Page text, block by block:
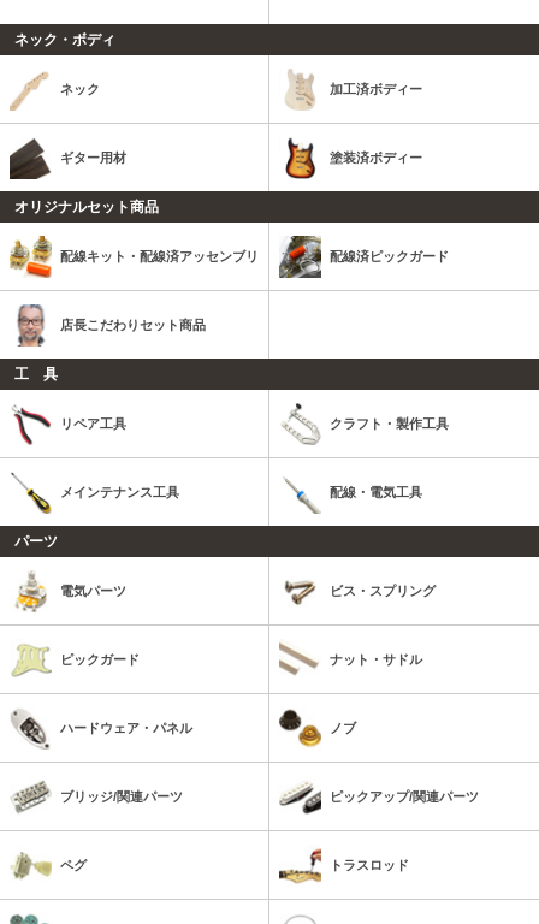
ネック・ボディ
ネック 加工済ボディー
ギター用材 塗装済ボディー
オリジナルセット商品
配線キット・配線済アッセンブリ 配線済ピックガード
店長こだわりセット商品
工 具
リペア工具 クラフト・製作工具
メインテナンス工具 配線・電気工具
パーツ
電気パーツ ビス・スプリング
ピックガード ナット・サドル
ハードウェア・パネル ノブ
ブリッジ/関連パーツ ピックアップ/関連パーツ
ペグ トラスロッド